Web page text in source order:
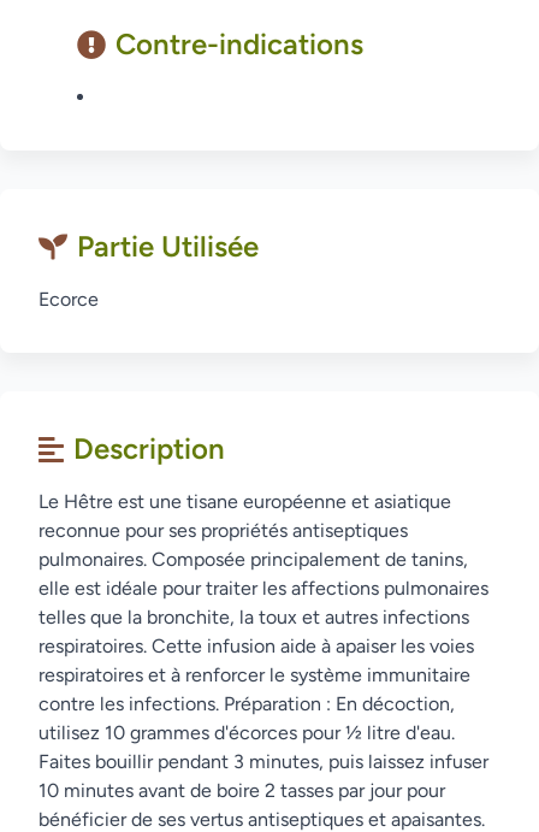
Contre-indications
Partie Utilisée
Ecorce
Description
Le Hêtre est une tisane européenne et asiatique
reconnue pour ses propriétés antiseptiques
pulmonaires. Composée principalement de tanins,
elle est idéale pour traiter les affections pulmonaires
telles que la bronchite, la toux et autres infections
respiratoires. Cette infusion aide à apaiser les voies
respiratoires et à renforcer le système immunitaire
contre les infections. Préparation : En décoction,
utilisez 10 grammes d'écorces pour ½ litre d'eau.
Faites bouillir pendant 3 minutes, puis laissez infuser
10 minutes avant de boire 2 tasses par jour pour
bénéficier de ses vertus antiseptiques et apaisantes.